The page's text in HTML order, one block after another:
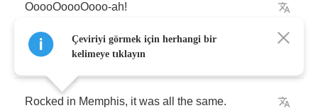
OoooOoooOooo-ah!
Well I rocked over Italy and
Rocked in Memphis, it was all the same.
Çeviriyi görmek için herhangi bir
kelimeye tıklayın